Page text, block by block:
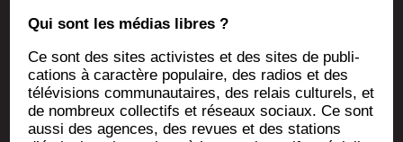
Qui sont les médias libres ?
Ce sont des sites acti­vistes et des sites de publi­
ca­tions à carac­tère popu­laire, des radios et des
télé­vi­sions com­mu­nau­taires, des relais cultu­rels, et
de nom­breux col­lec­tifs et réseaux sociaux. Ce sont
aus­si des agences, des revues et des sta­tions